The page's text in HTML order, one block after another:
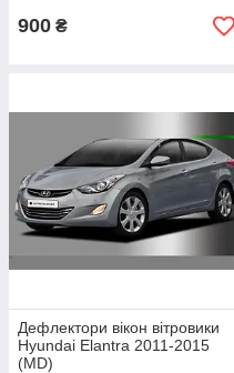
900 ₴
Дефлектори вікон вітровики
Hyundai Elantra 2011-2015
(MD)